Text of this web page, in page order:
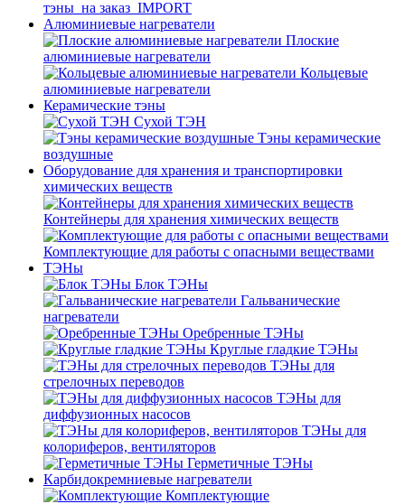
тэны_на заказ_IMPORT
Алюминиевые нагреватели
Плоские
алюминиевые нагреватели
Кольцевые
алюминиевые нагреватели
Керамические тэны
Сухой ТЭН
Тэны керамические
воздушные
Оборудование для хранения и транспортировки
химических веществ
Контейнеры для хранения химических веществ
Комплектующие для работы с опасными веществами
ТЭНы
Блок ТЭНы
Гальванические
нагреватели
Оребренные ТЭНы
Круглые гладкие ТЭНы
ТЭНы для
стрелочных переводов
ТЭНы для
диффузионных насосов
ТЭНы для
колориферов, вентиляторов
Герметичные ТЭНы
Карбидокремниевые нагреватели
Комплектующие